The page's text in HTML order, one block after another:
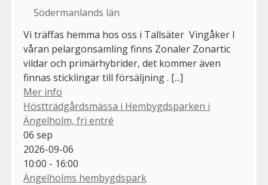
Södermanlands län
Vi träffas hemma hos oss i Tallsäter Vingåker I
våran pelargonsamling finns Zonaler Zonartic
vildar och primärhybrider, det kommer även
finnas sticklingar till försäljning . [...]
Mer info
Höstträdgårdsmässa i Hembygdsparken i
Ängelholm, fri entré
06 sep
2026-09-06
10:00 - 16:00
Ängelholms hembygdspark